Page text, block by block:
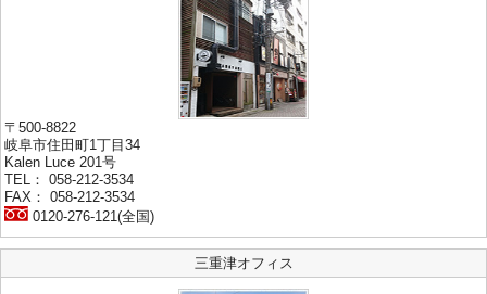
〒500-8822
岐阜市住田町1丁目34
Kalen Luce 201号
TEL： 058-212-3534
FAX： 058-212-3534
0120-276-121(全国)
三重津オフィス